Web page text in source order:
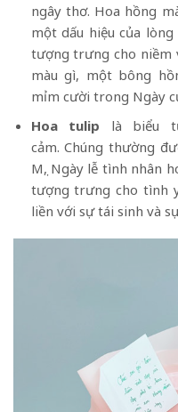
ngây thơ. Hoa hồng
một dấu hiệu của
tượng trưng cho niềm
màu gì, một bông
mỉm cười trong Ngày
Hoa tulip là biểu
cảm. Chúng thường
Mẹ, Ngày lễ tình nhân
tượng trưng cho tình
liền với sự tái sinh và